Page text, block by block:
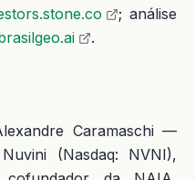
; análise
.
Caramaschi —
(Nasdaq: NVNI),